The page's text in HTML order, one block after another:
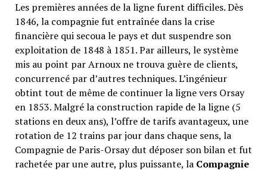
Les premières années de la ligne furent difficiles. Dès
1846, la compagnie fut entraînée dans la crise
financière qui secoua le pays et dut suspendre son
exploitation de 1848 à 1851. Par ailleurs, le système
mis au point par Arnoux ne trouva guère de clients,
concurrencé par d’autres techniques. L’ingénieur
obtint tout de même de continuer la ligne vers Orsay
en 1853. Malgré la construction rapide de la ligne (5
stations en deux ans), l’offre de tarifs avantageux, une
rotation de 12 trains par jour dans chaque sens, la
Compagnie de Paris-Orsay dut déposer son bilan et fut
rachetée par une autre, plus puissante, la Compagnie